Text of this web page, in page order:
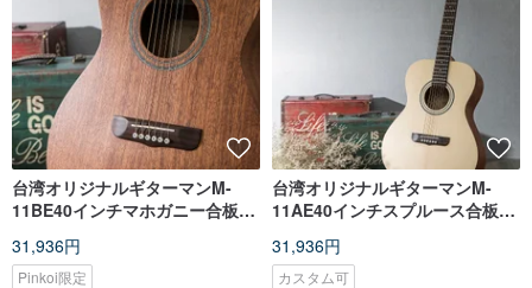
台湾オリジナルギターマンM-
11BE40インチマホガニー合板手
ックアップバージョン
31,936円
Pinkoi限定
台湾オリジナルギターマンM-
11AE40インチスプルース合板手
ックアップバージョン
31,936円
カスタム可